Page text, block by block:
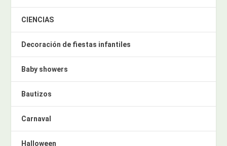
CIENCIAS
Decoración de fiestas infantiles
Baby showers
Bautizos
Carnaval
Halloween